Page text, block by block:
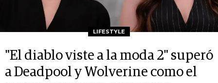
LIFESTYLE
"El diablo viste a la moda 2" superó
a Deadpool y Wolverine como el